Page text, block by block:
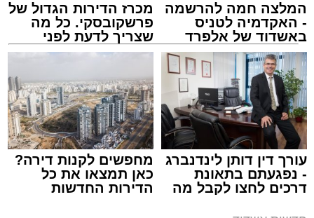
צילום: דוברות איחוד הצלה
מערכת האתר / 15:39 07.08.26
תגים:איחוד הצלה, אשדוד, הצלה
המלצה חמה להרשמה
- האקדמיה לטניס
באשדוד של אלפרד
קריאולנסקי - לילדים
מכרז הדירות הגדול של
פרשקובסקי. כל מה
שצריך לדעת לפני
שמגישים הצעה לדירה
עורך דין דותן לינדנברג
- נפגעתם בתאונת
דרכים לחצו לקבל מה
מחפשים לקנות דירה?
כאן תמצאו את כל
הדירות החדשות